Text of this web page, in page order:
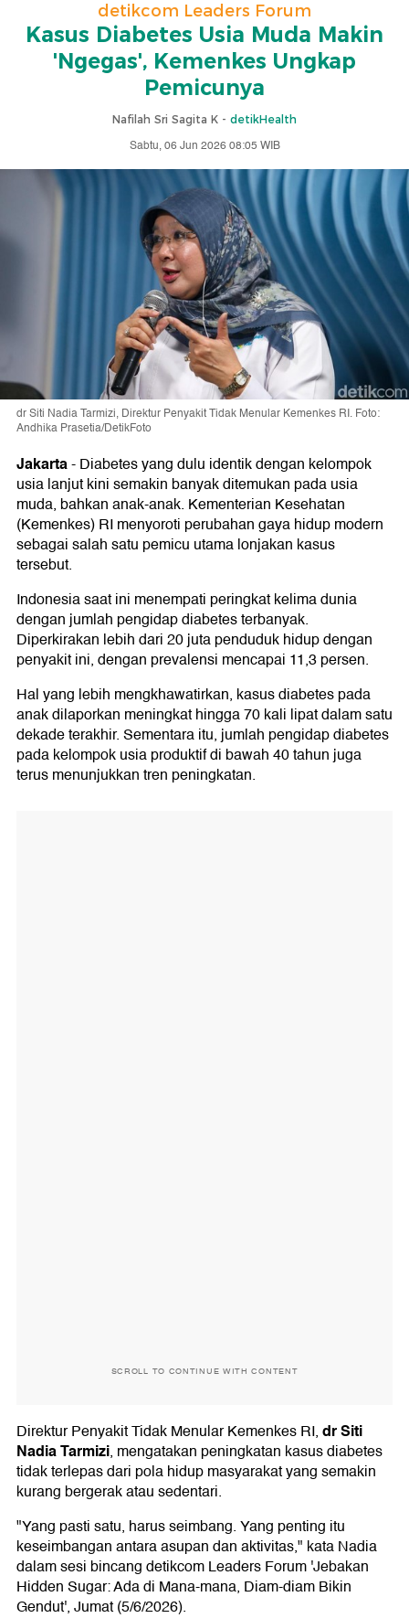
detikcom Leaders Forum
Kasus Diabetes Usia Muda Makin
'Ngegas', Kemenkes Ungkap
Pemicunya
Nafilah Sri Sagita K - detikHealth
Sabtu, 06 Jun 2026 08:05 WIB
dr Siti Nadia Tarmizi, Direktur Penyakit Tidak Menular Kemenkes RI. Foto:
Andhika Prasetia/DetikFoto
Jakarta-Diabetes yang dulu identik dengan kelompok
usia lanjut kini semakin banyak ditemukan pada usia
muda, bahkan anak-anak. Kementerian Kesehatan
(Kemenkes) RI menyoroti perubahan gaya hidup modern
sebagai salah satu pemicu utama lonjakan kasus
tersebut.
Indonesia saat ini menempati peringkat kelima dunia
dengan jumlah pengidap diabetes terbanyak.
Diperkirakan lebih dari 20 juta penduduk hidup dengan
penyakit ini, dengan prevalensi mencapai 11,3 persen.
Hal yang lebih mengkhawatirkan, kasus diabetes pada
anak dilaporkan meningkat hingga 70 kali lipat dalam satu
dekade terakhir. Sementara itu, jumlah pengidap diabetes
pada kelompok usia produktif di bawah 40 tahun juga
terus menunjukkan tren peningkatan.
SCROLL TO CONTINUE WITH CONTENT
Direktur Penyakit Tidak Menular Kemenkes RI,dr Siti
Nadia Tarmizi, mengatakan peningkatan kasus diabetes
tidak terlepas dari pola hidup masyarakat yang semakin
kurang bergerak atau sedentari.
"Yang pasti satu, harus seimbang. Yang penting itu
keseimbangan antara asupan dan aktivitas," kata Nadia
dalam sesi bincang detikcom Leaders Forum 'Jebakan
Hidden Sugar: Ada di Mana-mana, Diam-diam Bikin
Gendut', Jumat (5/6/2026).